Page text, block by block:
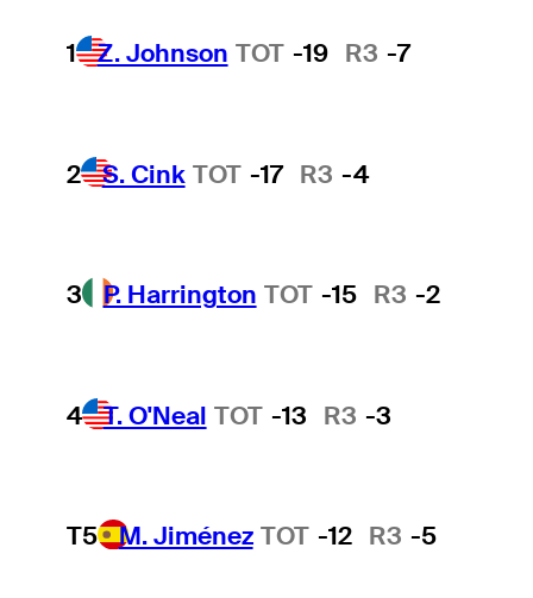
1 Z. Johnson TOT -19 R3 -7
2 S. Cink TOT -17 R3 -4
3 P. Harrington TOT -15 R3 -2
4 T. O'Neal TOT -13 R3 -3
T5 M. Jiménez TOT -12 R3 -5